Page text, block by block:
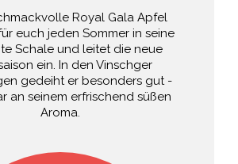
Royal Gala Apfel
euch jeden Sommer in seine
Schale und leitet die neue
ein. In den Vinschger
gedeiht er besonders gut -
an seinem erfrischend süßen
Aroma.